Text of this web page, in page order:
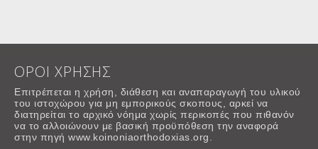
ΟΡΟΙ ΧΡΗΣΗΣ
Επιτρέπεται η χρήση, διάθεση και αναπαραγωγή του υλικού
του ιστοχώρου για μη εμπορικούς σκοπους, αρκεί να
διατηρείται το αρχικό νόημα χωρίς περικοπές που πιθανόν
να το αλλοιώνουν με βασική προϋπόθεση την αναφορά
στην πηγή www.koinoniaorthodoxias.org.